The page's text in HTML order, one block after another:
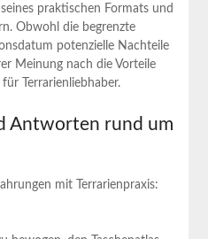
praktischen Formats und
Obwohl die begrenzte
potenzielle Nachteile
Meinung nach ⁤die Vorteile
Terrarienliebhaber.
Antworten rund um
mit ‍Terrarienpraxis:⁢